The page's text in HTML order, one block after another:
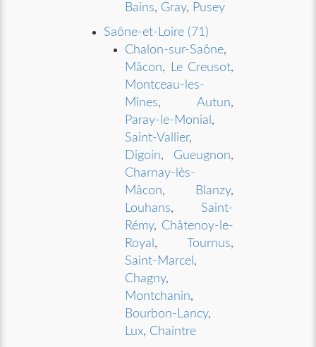
Bains, Gray, Pusey
Saône-et-Loire (71)
Chalon-sur-Saône,
Mâcon, Le Creusot,
Montceau-les-
Mines, Autun,
Paray-le-Monial ,
Saint-Vallier,
Digoin, Gueugnon,
Charnay-lès-
Mâcon, Blanzy,
Louhans, Saint-
Rémy, Châtenoy-le-
Royal , Tournus,
Saint-Marcel ,
Chagny,
Montchanin,
Bourbon-Lancy,
Lux, Chaintre